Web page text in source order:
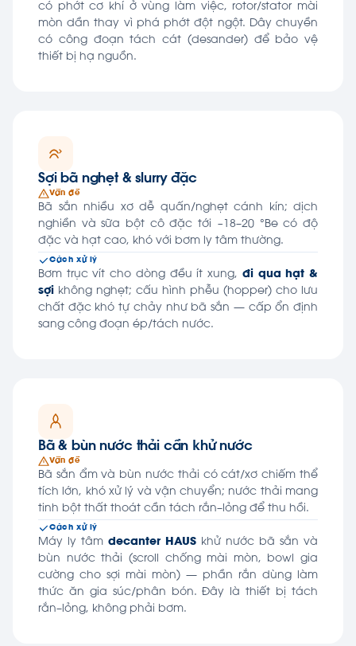
có phớt cơ khí ở vùng làm việc, rotor/stator mài
mòn dần thay vì phá phớt đột ngột. Dây chuyền
có công đoạn tách cát (desander) để bảo vệ
thiết bị hạ nguồn.
Sợi bã nghẹt & slurry đặc
Vấn đề
Bã sắn nhiều xơ dễ quấn/nghẹt cánh kín; dịch
nghiền và sữa bột cô đặc tới ~18–20 °Be có độ
đặc và hạt cao, khó với bơm ly tâm thường.
Cách xử lý
Bơm trục vít cho dòng đều ít xung, đi qua hạt &
sợi không nghẹt; cấu hình phễu (hopper) cho lưu
chất đặc khó tự chảy như bã sắn — cấp ổn định
sang công đoạn ép/tách nước.
Bã & bùn nước thải cần khử nước
Vấn đề
Bã sắn ẩm và bùn nước thải có cát/xơ chiếm thể
tích lớn, khó xử lý và vận chuyển; nước thải mang
tinh bột thất thoát cần tách rắn–lỏng để thu hồi.
Cách xử lý
Máy ly tâm decanter HAUS khử nước bã sắn và
bùn nước thải (scroll chống mài mòn, bowl gia
cường cho sợi mài mòn) — phần rắn dùng làm
thức ăn gia súc/phân bón. Đây là thiết bị tách
rắn–lỏng, không phải bơm.